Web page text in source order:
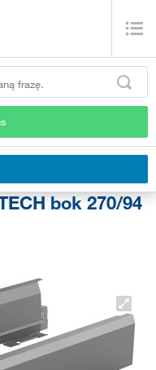
bok 270/94